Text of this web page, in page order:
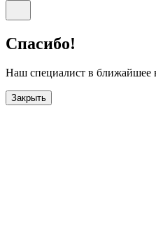
Спасибо!
Наш специалист в ближайшее
Закрыть